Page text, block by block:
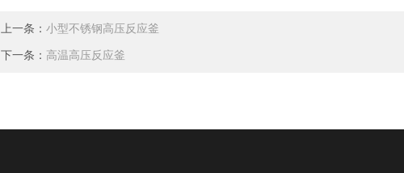
上一条： 小型不锈钢高压反应釜
下一条： 高温高压反应釜